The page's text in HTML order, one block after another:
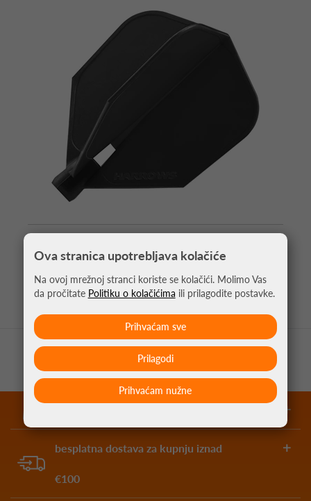
4,95 €
besplatna dostava za kupnju iznad
€100
Ova stranica upotrebljava kolačiće
Na ovoj mrežnoj stranci koriste se kolačići. Molimo Vas
da pročitate Politiku o kolačićima ili prilagodite postavke.
Prihvaćam nužne
Prilagodi
Prihvaćam sve